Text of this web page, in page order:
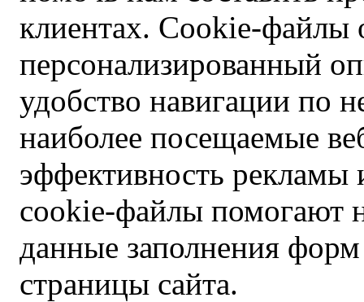
клиентах. Cookie-файлы
персонализированный
удобство навигации по
наиболее посещаемые
эффективность рекламы
cookie-файлы помогают
данные заполнения
страницы сайта.